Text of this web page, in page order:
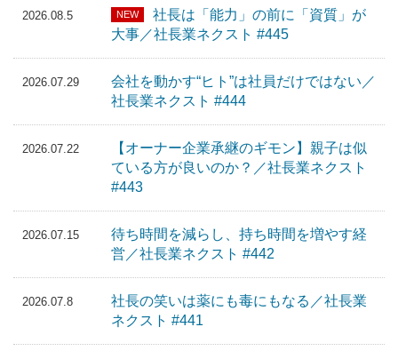
2026.08.5 NEW
社長は「能力」の前に「資質」が
大事／社長業ネクスト #445
2026.07.29
会社を動かす“ヒト”は社員だけではない／
社長業ネクスト #444
2026.07.22
【オーナー企業承継のギモン】親子は似
ている方が良いのか？／社長業ネクスト
#443
2026.07.15
待ち時間を減らし、持ち時間を増やす経
営／社長業ネクスト #442
2026.07.8
社長の笑いは薬にも毒にもなる／社長業
ネクスト #441